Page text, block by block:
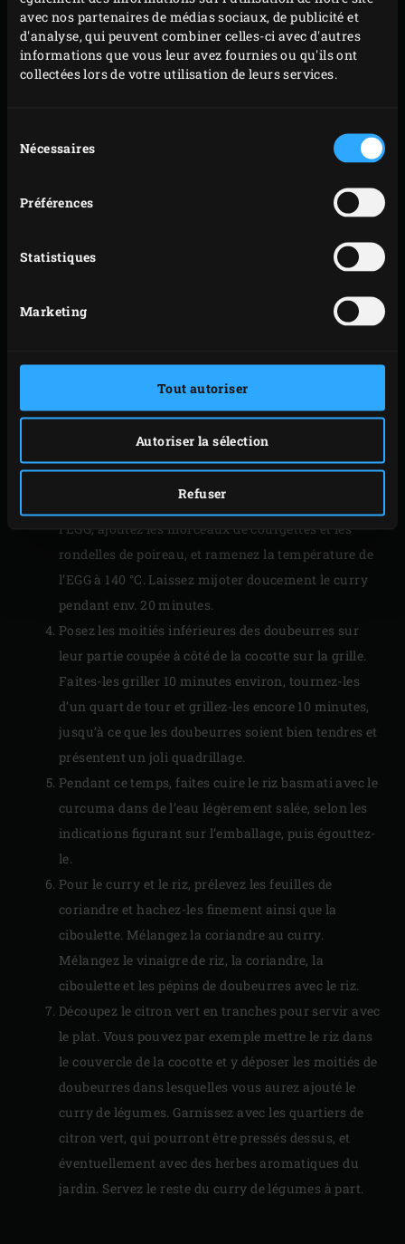
avec nos partenaires de médias sociaux, de publicité et
d'analyse, qui peuvent combiner celles-ci avec d'autres
informations que vous leur avez fournies ou qu'ils ont
collectées lors de votre utilisation de leurs services.
duNécessaires
Préférences
Statistiques
Marketing
Tout autoriser
Autoriser la sélection
Refuser
PRÉPARATION
Chauffez le couvercle de la cocotte en fonte(ovale).
dorés. Retirez le couvercle de la cocotte de l’EGG et
Pour le curry, faites chauffer l’huile d’olive dans la
morceaux de doubeurres et la pâte de curry jaune,
et faites cuire jusqu’à ce que les oignons soient
tendres. Refermez le couvercle de l’EGG après
grille en place. Placez de nouveau la cocotte dans
l’EGG, ajoutez les morceaux de courgettes et les
rondelles de poireau, et ramenez la température de
l’EGG à 140 °C. Laissez mijoter doucement le curry
pendant env. 20 minutes.
Posez les moitiés inférieures des doubeurres sur
leur partie coupée à côté de la cocotte sur la grille.
Faites-les griller 10 minutes environ, tournez-les
d’un quart de tour et grillez-les encore 10 minutes,
jusqu’à ce que les doubeurres soient bien tendres et
présentent un joli quadrillage.
Pendant ce temps, faites cuire le riz basmati avec le
curcuma dans de l’eau légèrement salée, selon les
indications figurant sur l’emballage, puis égouttez-
le.
Pour le curry et le riz, prélevez les feuilles de
coriandre et hachez-les finement ainsi que la
ciboulette. Mélangez la coriandre au curry.
Mélangez le vinaigre de riz, la coriandre, la
ciboulette et les pépins de doubeurres avec le riz.
Découpez le citron vert en tranches pour servir avec
le plat. Vous pouvez par exemple mettre le riz dans
le couvercle de la cocotte et y déposer les moitiés de
doubeurres dans lesquelles vous aurez ajouté le
curry de légumes. Garnissez avec les quartiers de
citron vert, qui pourront être pressés dessus, et
éventuellement avec des herbes aromatiques du
jardin. Servez le reste du curry de légumes à part.